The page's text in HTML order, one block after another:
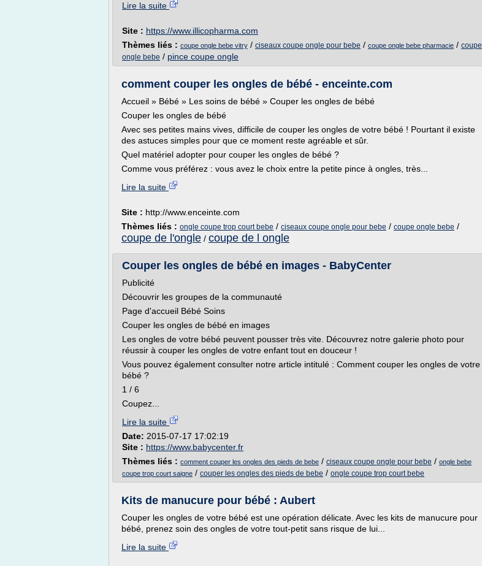
Lire la suite
Site : https://www.illicopharma.com
Thèmes liés : coupe ongle bebe vitry / ciseaux coupe ongle pour bebe / coupe ongle bebe pharmacie / coupe
ongle bebe / pince coupe ongle
comment couper les ongles de bébé - enceinte.com
Accueil » Bébé » Les soins de bébé » Couper les ongles de bébé
Couper les ongles de bébé
Avec ses petites mains vives, difficile de couper les ongles de votre bébé ! Pourtant il existe
des astuces simples pour que ce moment reste agréable et sûr.
Quel matériel adopter pour couper les ongles de bébé ?
Comme vous préférez : vous avez le choix entre la petite pince à ongles, très...
Lire la suite
Site : http://www.enceinte.com
Thèmes liés : ongle coupe trop court bebe / ciseaux coupe ongle pour bebe / coupe ongle bebe /
coupe de l'ongle / coupe de l ongle
Couper les ongles de bébé en images - BabyCenter
Publicité
Découvrir les groupes de la communauté
Page d'accueil Bébé Soins
Couper les ongles de bébé en images
Les ongles de votre bébé peuvent pousser très vite. Découvrez notre galerie photo pour
réussir à couper les ongles de votre enfant tout en douceur !
Vous pouvez également consulter notre article intitulé : Comment couper les ongles de votre
bébé ?
1 / 6
Coupez...
Lire la suite
Date: 2015-07-17 17:02:19
Site : https://www.babycenter.fr
Thèmes liés : comment couper les ongles des pieds de bebe / ciseaux coupe ongle pour bebe / ongle bebe
coupe trop court saigne / couper les ongles des pieds de bebe / ongle coupe trop court bebe
Kits de manucure pour bébé : Aubert
Couper les ongles de votre bébé est une opération délicate. Avec les kits de manucure pour
bébé, prenez soin des ongles de votre tout-petit sans risque de lui...
Lire la suite